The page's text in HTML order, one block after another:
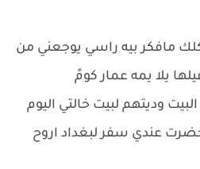
مافكر بيه راسي يوجعني من
يلا يمه عمار كومً
وديتهم لبيت خالتي اليوم
عندي سفر لبغداد اروح